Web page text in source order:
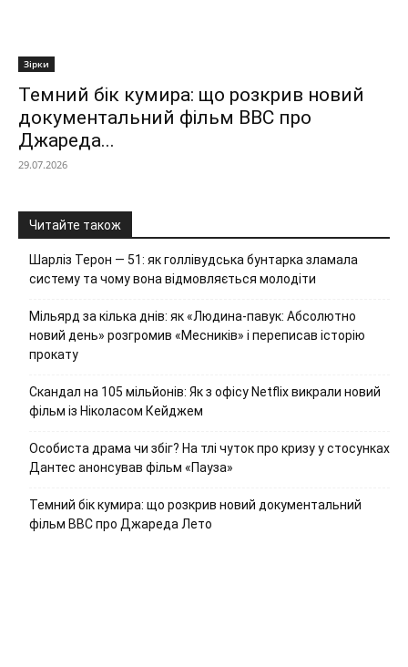
Зірки
Темний бік кумира: що розкрив новий
документальний фільм ВВС про
Джареда...
29.07.2026
Читайте також
Шарліз Терон — 51: як голлівудська бунтарка зламала
систему та чому вона відмовляється молодіти
Мільярд за кілька днів: як «Людина-павук: Абсолютно
новий день» розгромив «Месників» і переписав історію
прокату
Скандал на 105 мільйонів: Як з офісу Netflix викрали новий
фільм із Ніколасом Кейджем
Особиста драма чи збіг? На тлі чуток про кризу у стосунках
Дантес анонсував фільм «Пауза»
Темний бік кумира: що розкрив новий документальний
фільм ВВС про Джареда Лето